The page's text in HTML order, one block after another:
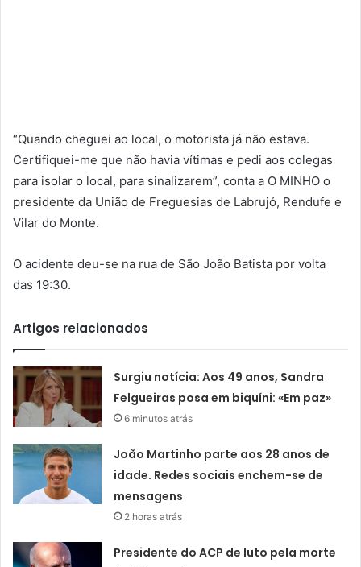
“Quando cheguei ao local, o motorista já não estava.
Certifiquei-me que não havia vítimas e pedi aos colegas
para isolar o local, para sinalizarem”, conta a O MINHO o
presidente da União de Freguesias de Labrujó, Rendufe e
Vilar do Monte.
O acidente deu-se na rua de São João Batista por volta
das 19:30.
Artigos relacionados
Surgiu notícia: Aos 49 anos, Sandra
Felgueiras posa em biquíni: «Em paz»
6 minutos atrás
João Martinho parte aos 28 anos de
idade. Redes sociais enchem-se de
mensagens
2 horas atrás
Presidente do ACP de luto pela morte